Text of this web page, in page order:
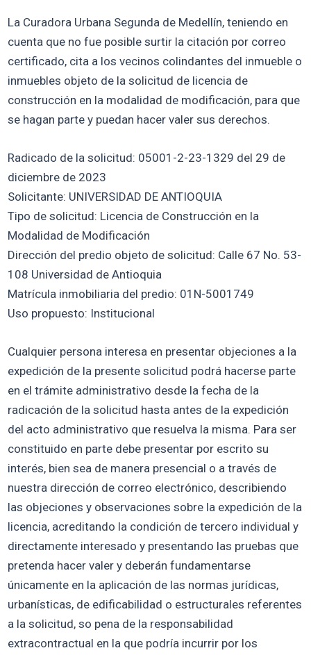
La Curadora Urbana Segunda de Medellín, teniendo en
cuenta que no fue posible surtir la citación por correo
certificado, cita a los vecinos colindantes del inmueble o
inmuebles objeto de la solicitud de licencia de
construcción en la modalidad de modificación, para que
se hagan parte y puedan hacer valer sus derechos.
Radicado de la solicitud: 05001-2-23-1329 del 29 de
diciembre de 2023
Solicitante: UNIVERSIDAD DE ANTIOQUIA
Tipo de solicitud: Licencia de Construcción en la
Modalidad de Modificación
Dirección del predio objeto de solicitud: Calle 67 No. 53-
108 Universidad de Antioquia
Matrícula inmobiliaria del predio: 01N-5001749
Uso propuesto: Institucional
Cualquier persona interesa en presentar objeciones a la
expedición de la presente solicitud podrá hacerse parte
en el trámite administrativo desde la fecha de la
radicación de la solicitud hasta antes de la expedición
del acto administrativo que resuelva la misma. Para ser
constituido en parte debe presentar por escrito su
interés, bien sea de manera presencial o a través de
nuestra dirección de correo electrónico, describiendo
las objeciones y observaciones sobre la expedición de la
licencia, acreditando la condición de tercero individual y
directamente interesado y presentando las pruebas que
pretenda hacer valer y deberán fundamentarse
únicamente en la aplicación de las normas jurídicas,
urbanísticas, de edificabilidad o estructurales referentes
a la solicitud, so pena de la responsabilidad
extracontractual en la que podría incurrir por los